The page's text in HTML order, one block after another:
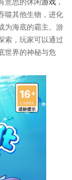
意思的休闲游戏 ，
噬其他生物，进化
为海底的霸主。游
索，玩家可以通过
世界的神秘与危